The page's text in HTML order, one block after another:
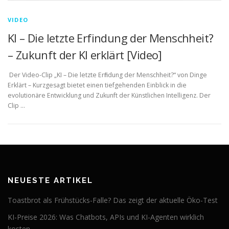
VIDEO
KI – Die letzte Erfindung der Menschheit?
– Zukunft der KI erklärt [Video]
Der Video-Clip „KI – Die letzte Erfindung der Menschheit?“ von Dinge
Erklärt – Kurzgesagt bietet einen tiefgehenden Einblick in die
evolutionäre Entwicklung und Zukunft der Künstlichen Intelligenz. Der
Clip …
NEUESTE ARTIKEL
Toastbrot als Frühstücks-Falle? Das zeigt der aktuelle Öko-Test
KI-Preise 2026: Was Chatbots, APIs und KI-Agenten wirklich